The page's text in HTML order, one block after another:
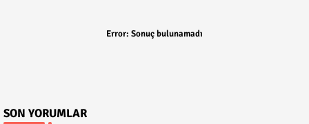
Error: Sonuç bulunamadı
SON YORUMLAR